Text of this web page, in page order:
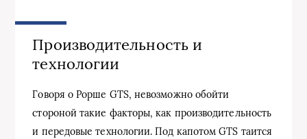
Производительность и
технологии
Говоря о Pорше GTS, невозможно обойти
стороной такие факторы, как производительность
и передовые технологии. Под капотом GTS таится